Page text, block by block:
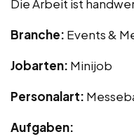
Die Arbeit ist
Branche: Events &
Jobarten: Minijob
Personalart:
Aufgaben: